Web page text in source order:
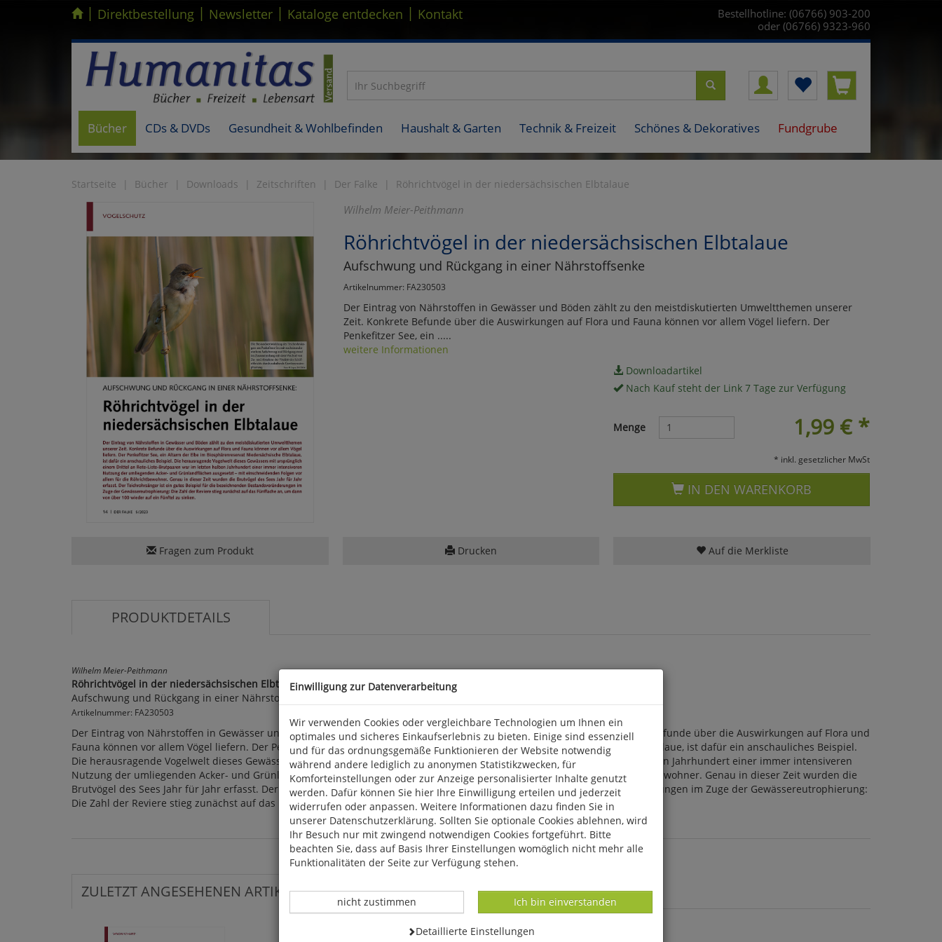
Kompletten Head der Seite überspringen
| Direktbestellung | Newsletter | Kataloge entdecken | Kontakt
Bestellhotline: (06766) 903-200
oder (06766) 9323-960
Bücher CDs & DVDs Gesundheit & Wohlbefinden Haushalt & Garten Technik & Freizeit Schönes & Dekoratives Fundgrube
Startseite Bücher Downloads Zeitschriften Der Falke Röhrichtvögel in der niedersächsischen Elbtalaue
Wilhelm Meier-Peithmann
Röhrichtvögel in der niedersächsischen Elbtalaue
Aufschwung und Rückgang in einer Nährstoffsenke
Artikelnummer: FA230503
Der Eintrag von Nährstoffen in Gewässer und Böden zählt zu den meistdiskutierten Umweltthemen unserer
Zeit. Konkrete Befunde über die Auswirkungen auf Flora und Fauna können vor allem Vögel liefern. Der
Penkefitzer See, ein .....
weitere Informationen
Downloadartikel
Nach Kauf steht der Link 7 Tage zur Verfügung
1,99 €*
Menge
* inkl. gesetzlicher MwSt
IN DEN WARENKORB
Fragen zum Produkt Drucken Auf die Merkliste
PRODUKTDETAILS
Wilhelm Meier-Peithmann
Röhrichtvögel in der niedersächsischen Elbtalaue
Aufschwung und Rückgang in einer Nährstoffsenke
Artikelnummer: FA230503
Der Eintrag von Nährstoffen in Gewässer und Böden zählt zu den meistdiskutierten Umweltthemen unserer Zeit. Konkrete Befunde über die Auswirkungen auf Flora und
Fauna können vor allem Vögel liefern. Der Penkefitzer See, ein Altarm der Elbe im Biosphärenreservat Niedersächsische Elbtalaue, ist dafür ein anschauliches Beispiel.
Die herausragende Vogelwelt dieses Gewässers mit ursprünglich einem Drittel an Rote-Liste-Brutpaaren war im letzten halben Jahrhundert einer immer intensiveren
Nutzung der umliegenden Acker- und Grünlandflächen ausgesetzt - mit einschneidenden Folgen vor allem für die Röhrichtbewohner. Genau in dieser Zeit wurden die
Brutvögel des Sees Jahr für Jahr erfasst. Der Teichrohrsänger ist ein gutes Beispiel für die bezeichnenden Bestandsveränderungen im Zuge der Gewässereutrophierung:
Die Zahl der Reviere stieg zunächst auf das Fünffache an, um dann von über 100 wieder auf ein Fünftel zu sinken.
ZULETZT ANGESEHENEN ARTIKEL:
Einwilligung zur Datenverarbeitung
Wir verwenden Cookies oder vergleichbare Technologien um Ihnen ein
optimales und sicheres Einkaufserlebnis zu bieten. Einige sind essenziell
und für das ordnungsgemäße Funktionieren der Website notwendig
während andere lediglich zu anonymen Statistikzwecken, für
Komforteinstellungen oder zur Anzeige personalisierter Inhalte genutzt
werden. Dafür können Sie hier Ihre Einwilligung erteilen und jederzeit
widerrufen oder anpassen. Weitere Informationen dazu finden Sie in
unserer Datenschutzerklärung. Sollten Sie optionale Cookies ablehnen, wird
Ihr Besuch nur mit zwingend notwendigen Cookies fortgeführt. Bitte
beachten Sie, dass auf Basis Ihrer Einstellungen womöglich nicht mehr alle
Funktionalitäten der Seite zur Verfügung stehen.
Datenverarbeitung -
Ich bin einverstanden
Datenverarbeitung -
nicht zustimmen
Datenverarbeitung -
Detaillierte Einstellungen